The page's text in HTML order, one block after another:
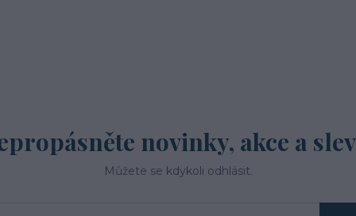
novinky, akce a
Můžete se kdykoli odhlásit.